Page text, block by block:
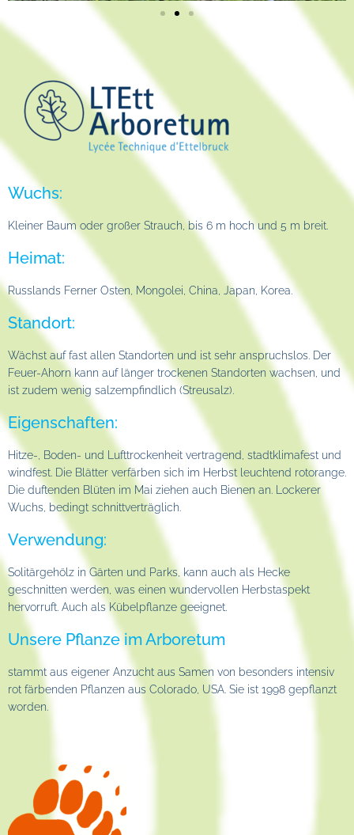
Wuchs:
Kleiner Baum oder großer Strauch, bis 6 m hoch und 5 m breit.
Heimat:
Russlands Ferner Osten, Mongolei, China, Japan, Korea.
Standort:
Wächst auf fast allen Standorten und ist sehr anspruchslos. Der
Feuer-Ahorn kann auf länger trockenen Standorten wachsen, und
ist zudem wenig salzempfindlich (Streusalz).
Eigenschaften:
Hitze-, Boden- und Lufttrockenheit vertragend, stadtklimafest und
windfest. Die Blätter verfärben sich im Herbst leuchtend rotorange.
Die duftenden Blüten im Mai ziehen auch Bienen an. Lockerer
Wuchs, bedingt schnittverträglich.
Verwendung:
Solitärgehölz in Gärten und Parks, kann auch als Hecke
geschnitten werden, was einen wundervollen Herbstaspekt
hervorruft. Auch als Kübelpflanze geeignet.
Unsere Pflanze im Arboretum
stammt aus eigener Anzucht aus Samen von besonders intensiv
rot färbenden Pflanzen aus Colorado, USA. Sie ist 1998 gepflanzt
worden.